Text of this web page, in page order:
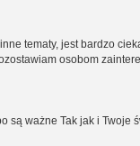
tematy, jest bardzo
osobom
są ważne Tak jak i Twoje